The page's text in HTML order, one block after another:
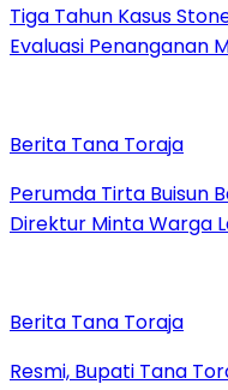
Tiga Tahun Kasus
Evaluasi Penanganan
Berita Tana Toraja
Perumda Tirta Buisun
Direktur Minta Warga
Berita Tana Toraja
Resmi, Bupati Tana